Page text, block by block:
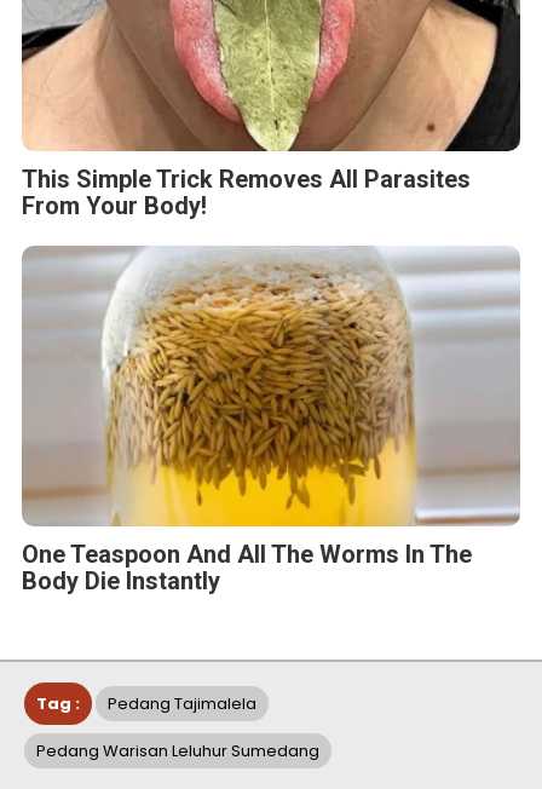
This Simple Trick Removes All Parasites
From Your Body!
One Teaspoon And All The Worms In The
Body Die Instantly
Tag : Pedang Tajimalela
Pedang Warisan Leluhur Sumedang